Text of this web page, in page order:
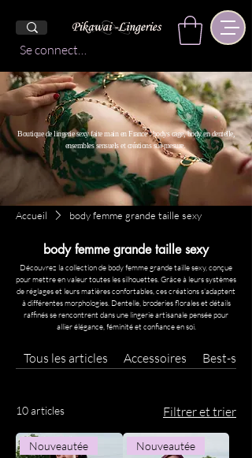
Se connecter
Boutique de lingerie sexy faite main en France : bodys cage, body en dentelle,
ensembles sensuels et créations sur-mesure.
Accueil body femme grande taille sexy
body femme grande taille sexy
Découvrez la collection de body femme grande taille sexy, conçue
pour mettre en valeur toutes les silhouettes. Grâce à leurs systèmes
de réglages et leurs matières confortables, ces créations s'adaptent
à différentes morphologies. Dentelle, broderies florales et détails
raffinés se rencontrent dans une lingerie artisanale pensée pour
allier élégance, féminité et confiance en soi.
Tous les articles Accessoires Best-
10 articles Filtrer et trier
Nouveautée Nouveautée